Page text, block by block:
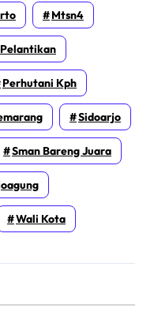
Mtsn4
Pelantikan
Perhutani Kph
Sidoarjo
Sman Bareng Juara
Wali Kota